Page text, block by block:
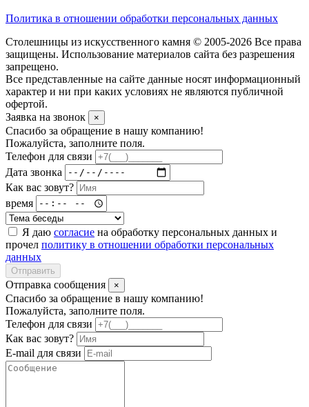
Политика в отношении обработки персональных данных
Столешницы из искусственного камня © 2005-2026 Все права
защищены. Использование материалов сайта без разрешения
запрещено.
Все представленные на сайте данные носят информационный
характер и ни при каких условиях не являются публичной
офертой.
Заявка на звонок
×
Спасибо за обращение в нашу компанию!
Пожалуйста, заполните поля.
Телефон для связи
Дата звонка
Как вас зовут?
время
Я даю согласие на обработку персональных данных и
прочел политику в отношении обработки персональных
данных
Отправить
Отправка сообщения ×
Спасибо за обращение в нашу компанию!
Пожалуйста, заполните поля.
Телефон для связи
Как вас зовут?
E-mail для связи